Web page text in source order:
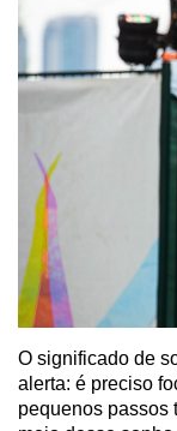
O significado de
alerta: é preciso
pequenos passos